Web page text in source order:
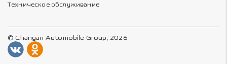
Техническое обслуживание
© Changan Automobile Group, 2026